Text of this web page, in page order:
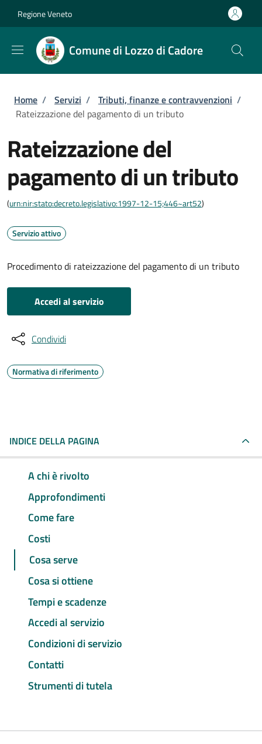
Regione Veneto
Comune di Lozzo di Cadore
Briciole di pane
Home / Servizi / Tributi, finanze e contravvenzioni /
Rateizzazione del pagamento di un tributo
Rateizzazione del
pagamento di un tributo
(urn:nir:stato:decreto.legislativo:1997-12-15;446~art52)
Servizio attivo
Procedimento di rateizzazione del pagamento di un tributo
Accedi al servizio
Condividi
Normativa di riferimento
INDICE DELLA PAGINA
A chi è rivolto
Approfondimenti
Come fare
Costi
Cosa serve
Cosa si ottiene
Tempi e scadenze
Accedi al servizio
Condizioni di servizio
Contatti
Strumenti di tutela